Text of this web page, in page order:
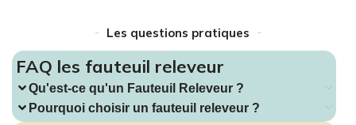
Les questions pratiques
FAQ les fauteuil releveur
Qu'est-ce qu'un Fauteuil Releveur ?
Pourquoi choisir un fauteuil releveur ?